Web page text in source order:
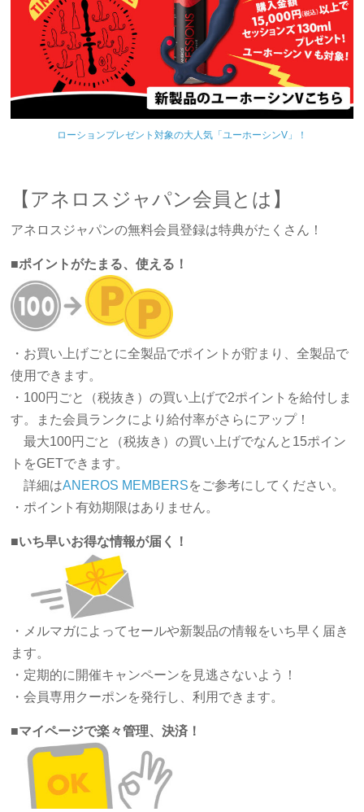
ローションプレゼント対象の大人気「ユーホーシンV」！
【アネロスジャパン会員とは】
アネロスジャパンの無料会員登録は特典がたくさん！
■ポイントがたまる、使える！
・お買い上げごとに全製品でポイントが貯まり、全製品で
使用できます。
・100円ごと（税抜き）の買い上げで2ポイントを給付しま
す。また会員ランクにより給付率がさらにアップ！
最大100円ごと（税抜き）の買い上げでなんと15ポイン
トをGETできます。
詳細はANEROS MEMBERSをご参考にしてください。
・ポイント有効期限はありません。
■いち早いお得な情報が届く！
・メルマガによってセールや新製品の情報をいち早く届き
ます。
・定期的に開催キャンペーンを見逃さないよう！
・会員専用クーポンを発行し、利用できます。
■マイページで楽々管理、決済！